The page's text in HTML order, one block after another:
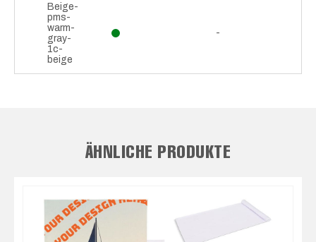
Beige-
pms-
warm-
gray-
1c-
beige
-
ÄHNLICHE PRODUKTE